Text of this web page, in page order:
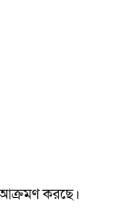
আক্রমণ করছে।